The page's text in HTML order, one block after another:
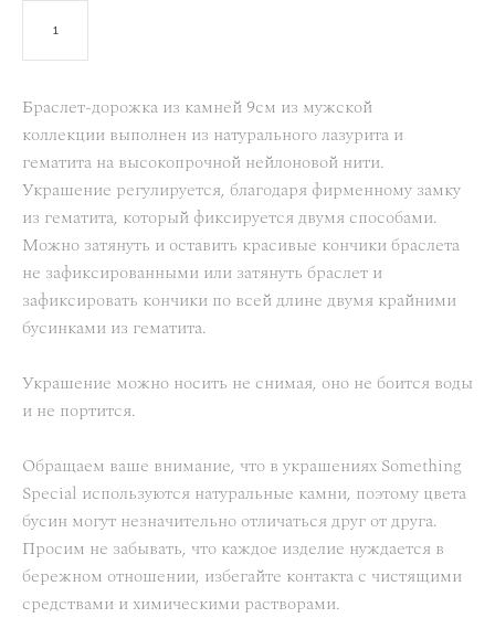
Браслет-дорожка из камней 9см из мужской
коллекции выполнен из натурального лазурита и
гематита на высокопрочной нейлоновой нити.
Украшение регулируется, благодаря фирменному замку
из гематита, который фиксируется двумя способами.
Можно затянуть и оставить красивые кончики браслета
не зафиксированными или затянуть браслет и
зафиксировать кончики по всей длине двумя крайними
бусинками из гематита.
Украшение можно носить не снимая, оно не боится воды
и не портится.
Обращаем ваше внимание, что в украшениях Something
Special используются натуральные камни, поэтому цвета
бусин могут незначительно отличаться друг от друга.
Просим не забывать, что каждое изделие нуждается в
бережном отношении, избегайте контакта с чистящими
средствами и химическими растворами.